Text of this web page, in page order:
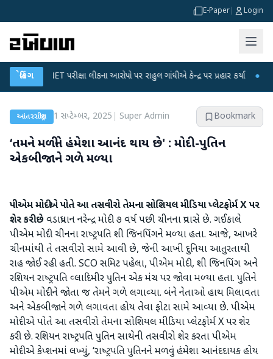
E-Paper Login
બ્રેકિંગ
UGC-NET પરીક્ષા લીકના આરોપો પર રાહુલ ગાંધીએ કેન્દ્ર પર પ્રહાર કર્યા ●
આંતરરાષ્ટ્રીય 1 સપ્ટેમ્બર, 2025 Super Admin Bookmark
‘તમને મળીને હંમેશા આનંદ થાય છે' : મોદી-પુતિન
એકબીજાને ગળે મળ્‍યા
પીએમ મોદીએ પોતે આ તસવીરો તેમના સોશિયલ મીડિયા પ્‍લેટફોર્મ X પર
શેર કરી છેવડાપ્રધાન નરેન્‍દ્ર મોદી ૭ વર્ષ પછી ચીનના પ્રવાસે છે. ગઈકાલે
પીએમ મોદી ચીનના રાષ્‍ટ્રપતિ શી જિનપિંગને મળ્‍યા હતા. આજે, આખરે
ચીનમાંથી તે તસવીરો સામે આવી છે, જેની આખી દુનિયા આતુરતાથી
રાહ જોઈ રહી હતી. SCO સમિટ પહેલા, પીએમ મોદી, શી જિનપિંગ અને
રશિયન રાષ્‍ટ્રપતિ વ્‍લાદિમીર પુતિન એક મંચ પર જોવા મળ્‍યા હતા. પુતિને
પીએમ મોદીને જોતા જ તેમને ગળે લગાવ્‍યા. બંને નેતાઓ હાથ મિલાવતા
અને એકબીજાને ગળે લગાવતા હોય તેવા ફોટા સામે આવ્‍યા છે. પીએમ
મોદીએ પોતે આ તસવીરો તેમના સોશિયલ મીડિયા પ્‍લેટફોર્મ X પર શેર
કરી છે. રશિયન રાષ્‍ટ્રપતિ પુતિન સાથેની તસવીરો શેર કરતા પીએમ
મોદીએ કેપ્‍શનમાં લખ્‍યું, ‘રાષ્‍ટ્રપતિ પુતિનને મળવું હંમેશા આનંદદાયક હોય